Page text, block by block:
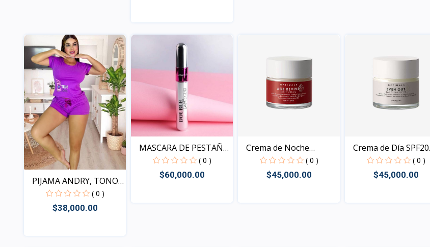
Vista
PIJAMA ANDRY, TONOS
SUR...
( 0 )
$38,000.00
MASCARA DE PESTAÑAS
DOU...
( 0 )
$60,000.00
Crema de Noche
Antienve...
( 0 )
$45,000.00
Crema de Día SPF20
Even...
( 0 )
$45,000.00